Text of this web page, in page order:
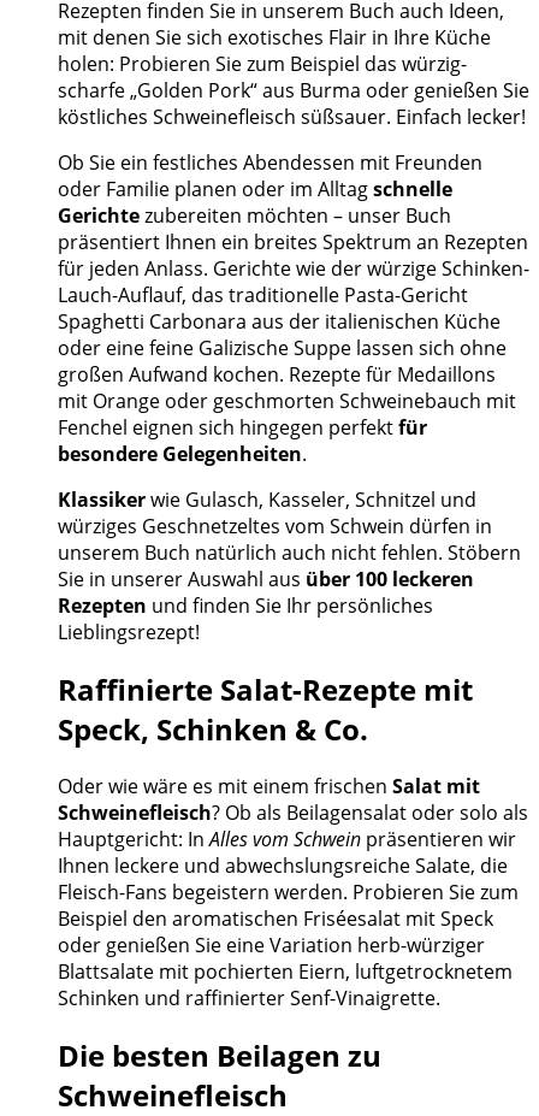
Rezepten finden Sie in unserem Buch auch Ideen,
mit denen Sie sich exotisches Flair in Ihre Küche
holen: Probieren Sie zum Beispiel das würzig-
scharfe „Golden Pork“ aus Burma oder genießen Sie
köstliches Schweinefleisch süßsauer. Einfach lecker!
Ob Sie ein festliches Abendessen mit Freunden
oder Familie planen oder im Alltagschnelle
Gerichtezubereiten möchten – unser Buch
präsentiert Ihnen ein breites Spektrum an Rezepten
für jeden Anlass. Gerichte wie der würzige Schinken-
Lauch-Auflauf, das traditionelle Pasta-Gericht
Spaghetti Carbonara aus der italienischen Küche
oder eine feine Galizische Suppe lassen sich ohne
großen Aufwand kochen. Rezepte für Medaillons
mit Orange oder geschmorten Schweinebauch mit
Fenchel eignen sich hingegen perfektfür
besondere Gelegenheiten.
Klassikerwie Gulasch, Kasseler, Schnitzel und
würziges Geschnetzeltes vom Schwein dürfen in
unserem Buch natürlich auch nicht fehlen. Stöbern
Sie in unserer Auswahl aus über 100 leckeren
Rezepten und finden Sie Ihr persönliches
Lieblingsrezept!
Raffinierte Salat-Rezepte mit
Speck, Schinken & Co.
Oder wie wäre es mit einem frischen Salat mit
Schweinefleisch? Ob als Beilagensalat oder solo als
Hauptgericht: InAlles vom Schwein präsentieren wir
Ihnen leckere und abwechslungsreiche Salate, die
Fleisch-Fans begeistern werden. Probieren Sie zum
Beispiel den aromatischen Friséesalat mit Speck
oder genießen Sie eine Variation herb-würziger
Blattsalate mit pochierten Eiern, luftgetrocknetem
Schinken und raffinierter Senf-Vinaigrette.
Die besten Beilagen zu
Schweinefleisch